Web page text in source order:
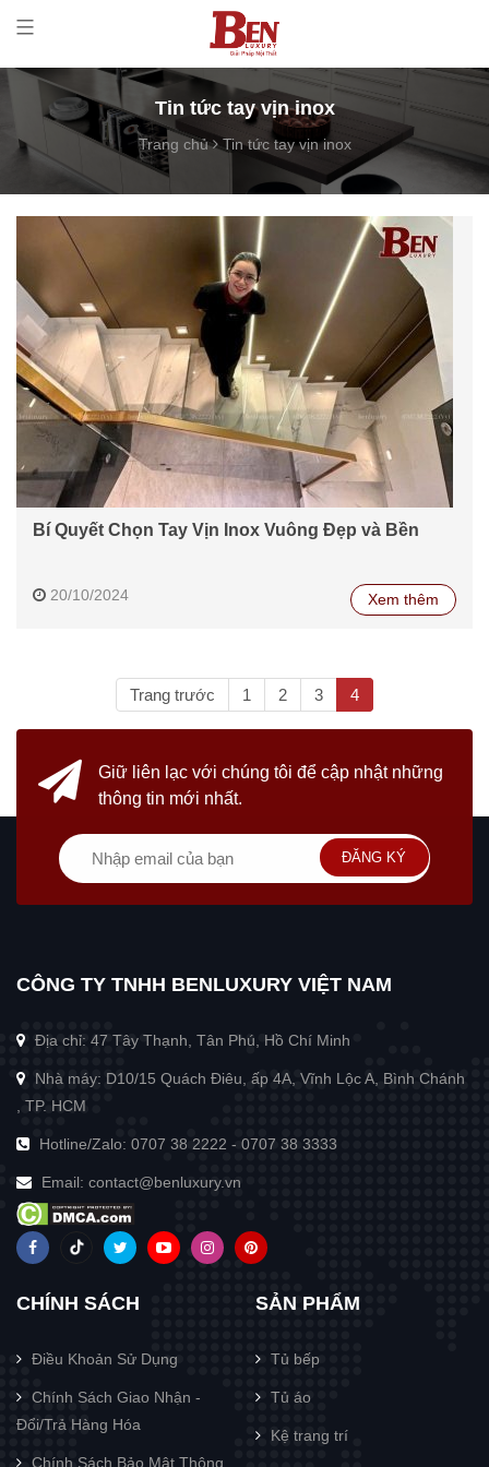
Tin tức tay vịn inox
Trang chủ Tin tức tay vịn inox
Bí Quyết Chọn Tay Vịn Inox Vuông Đẹp và Bền
20/10/2024 Xem thêm
Trang trước 1 2 3 4(current)
Giữ liên lạc với chúng tôi để cập nhật những
thông tin mới nhất.
ĐĂNG KÝ
CÔNG TY TNHH BENLUXURY VIỆT NAM
Địa chỉ: 47 Tây Thạnh, Tân Phú, Hồ Chí Minh
Nhà máy: D10/15 Quách Điêu, ấp 4A, Vĩnh Lộc A, Bình Chánh
, TP. HCM
Hotline/Zalo: 0707 38 2222 - 0707 38 3333
Email: contact@benluxury.vn
CHÍNH SÁCH
Điều Khoản Sử Dụng
Chính Sách Giao Nhận -
Đổi/Trả Hàng Hóa
Chính Sách Bảo Mật Thông
SẢN PHẨM
Tủ bếp
Tủ áo
Kệ trang trí